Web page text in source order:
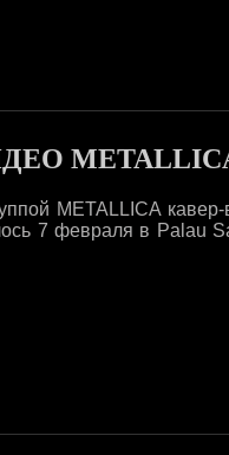
METALLICA кавер-
7 февраля в Palau